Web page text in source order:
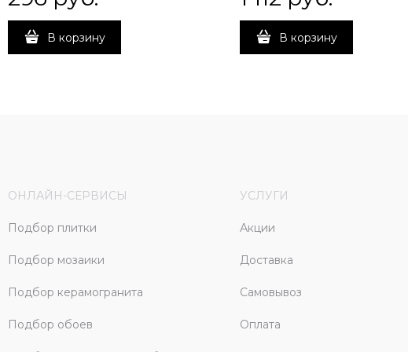
В корзину В корзину
ОНЛАЙН-СЕРВИСЫ
Подбор плитки
Подбор мозаики
Подбор керамогранита
Подбор обоев
УСЛУГИ
Акции
Доставка
Самовывоз
Оплата